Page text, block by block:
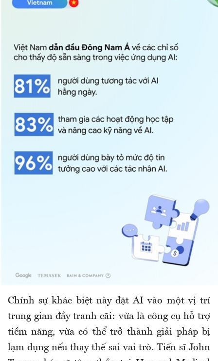
Chính sự khác biệt này đặt AI vào một vị trí
trung gian đầy tranh cãi: vừa là công cụ hỗ trợ
tiềm năng, vừa có thể trở thành giải pháp bị
lạm dụng nếu thay thế sai vai trò. Tiến sĩ John